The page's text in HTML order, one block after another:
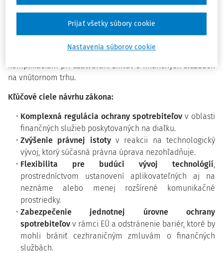
úprava nedostatočne reflektuje technické možnosti
súčasného trhu. Digitalizácia priniesla na trh finančných
služieb nové produkty a spôsoby ich poskytovania, ktoré sú
často rýchlo sa meniace a ťažko predvídateľné. Absencia
právnej regulácie by mohla viesť k právnej neistote a
komplikáciám pri uzatváraní zmlúv o finančných službách
na vnútornom trhu.
Kľúčové ciele návrhu zákona:
Komplexná regulácia ochrany spotrebiteľov v oblasti
finančných služieb poskytovaných na diaľku.
Zvýšenie právnej istotyv reakcii na technologický
vývoj, ktorý súčasná právna úprava nezohľadňuje.
Flexibilita pre budúci vývoj technológií,
prostredníctvom ustanovení aplikovateľných aj na
neznáme alebo menej rozšírené komunikačné
prostriedky.
Zabezpečenie jednotnej úrovne ochrany
spotrebiteľov v rámci EÚ a odstránenie bariér, ktoré by
mohli brániť cezhraničným zmluvám o finančných
službách.
Nastavenia súborov cookie
Prijať všetky súbory cookie